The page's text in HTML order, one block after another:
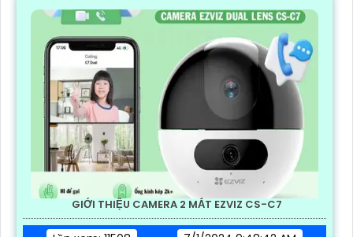
GIỚI THIỆU CAMERA 2 MẮT EZVIZ CS-C7